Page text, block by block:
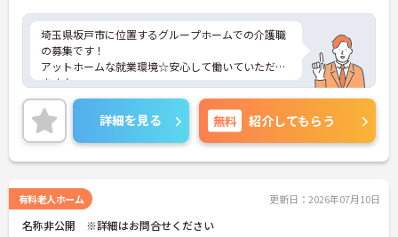
埼玉県坂戸市に位置するグループホームでの介護職
の募集です！
アットホームな就業環境☆安心して働いていただけ
ます♪
ご興味ある方には、面接対策ポイントなど、さらに
詳細をお話しいたしますのでお気軽にご相談くださ
い。
詳細を見る 無料 紹介してもらう
有料老人ホーム 更新日：2026年07月10日
名称非公開 ※詳細はお問合せください